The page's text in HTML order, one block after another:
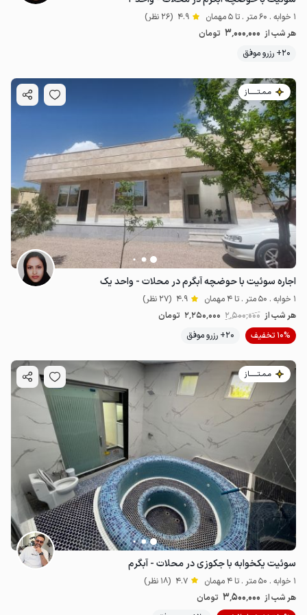
2.5میلیون ت 4.2
1.2میلیون ت 4.3
1 خوابه . 60 متر . تا 5 مهمان 4.9 (26 نظر)
هر شب از 3٬000٬000 تومان
20+ رزرو موفق
مـمـتــــــاز
اجاره سوئیت با حوضچه آبگرم در محلات - واحد یک
1 خوابه . 50 متر . تا 4 مهمان 4.9 (27 نظر)
هر شب از 2٬500٬000 2٬250٬000 تومان
10% تخفیف
20+ رزرو موفق
مـمـتــــــاز
سوئیت یکخوابه با جکوزی در محلات - آبگرم
1 خوابه . 50 متر . تا 4 مهمان 4.7 (18 نظر)
هر شب از 3٬500٬000 تومان